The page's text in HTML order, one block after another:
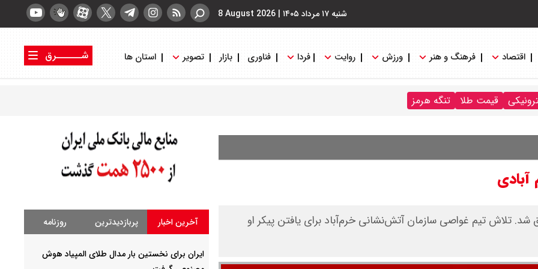
شنبه ۱۷ مرداد ۱۴۰۵ |
8 August 2026
اقتصاد فرهنگ و هنر ورزش روایت فردا فناوری بازار تصویر استان ها
شــــــرق
قیمت طلا تنگه هرمز
غرق شد. تلاش تیم غواصی سازمان آتش‌نشانی خرم‌آباد برای یافتن پیکر او آخرین اخبار پربازدیدترین روزنامه
ایران برای نخستین بار مدال طلای المپیاد هوش